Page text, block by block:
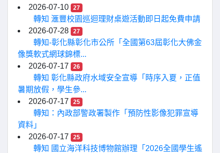
2026-07-10
27
轉知 滙豐校園巡迴理財桌遊活動即日起免費申請
2026-07-28
27
轉知-彰化縣彰化市公所「全國第63屆彰化大佛金
像獎軟式網球錦標...
2026-07-17
26
轉知 彰化縣政府水域安全宣導「時序入夏，正值
暑期放假，學生參...
2026-07-17
25
轉知：內政部警政署製作「預防性影像犯罪宣導
資料」
2026-07-17
25
轉知 國立海洋科技博物館辦理「2026全國學生遙